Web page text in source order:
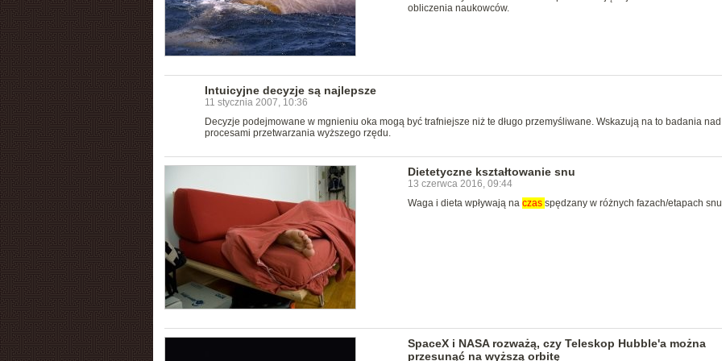
obliczenia naukowców.
Intuicyjne decyzje są najlepsze
11 stycznia 2007, 10:36
Decyzje podejmowane w mgnieniu oka mogą być trafniejsze niż te długo przemyśliwane. Wskazują na to badania nad
procesami przetwarzania wyższego rzędu.
Dietetyczne kształtowanie snu
13 czerwca 2016, 09:44
Waga i dieta wpływają na czas spędzany w różnych fazach/etapach
SpaceX i NASA rozważą, czy Teleskop Hubble'a można
przesunąć na wyższą orbitę